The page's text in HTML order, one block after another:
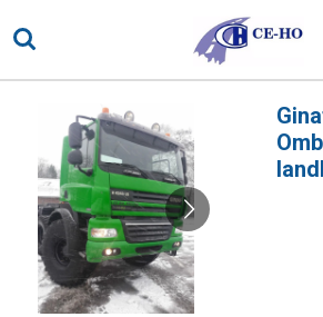
direct
naar
hoofdinhoud